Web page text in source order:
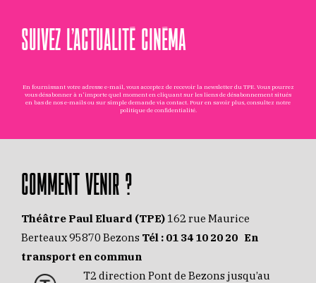
SUIVEZ L’ACTUALITÉ CINÉMA
En fournissant votre adresse e-mail, vous acceptez de recevoir la newsletter du TPE. Vous pourrez
vous désabonner à n'importe quel moment en cliquant sur les liens de désabonnement situés
en bas de nos e-mails ou sur simple demande via contact. Pour en savoir plus, consultez notre
politique de confidentialité.
COMMENT VENIR ?
Théâtre Paul Eluard (TPE) 162 rue Maurice
Berteaux 95870 Bezons Tél : 01 34 10 20 20 En
transport en commun
T2 direction Pont de Bezons jusqu’au